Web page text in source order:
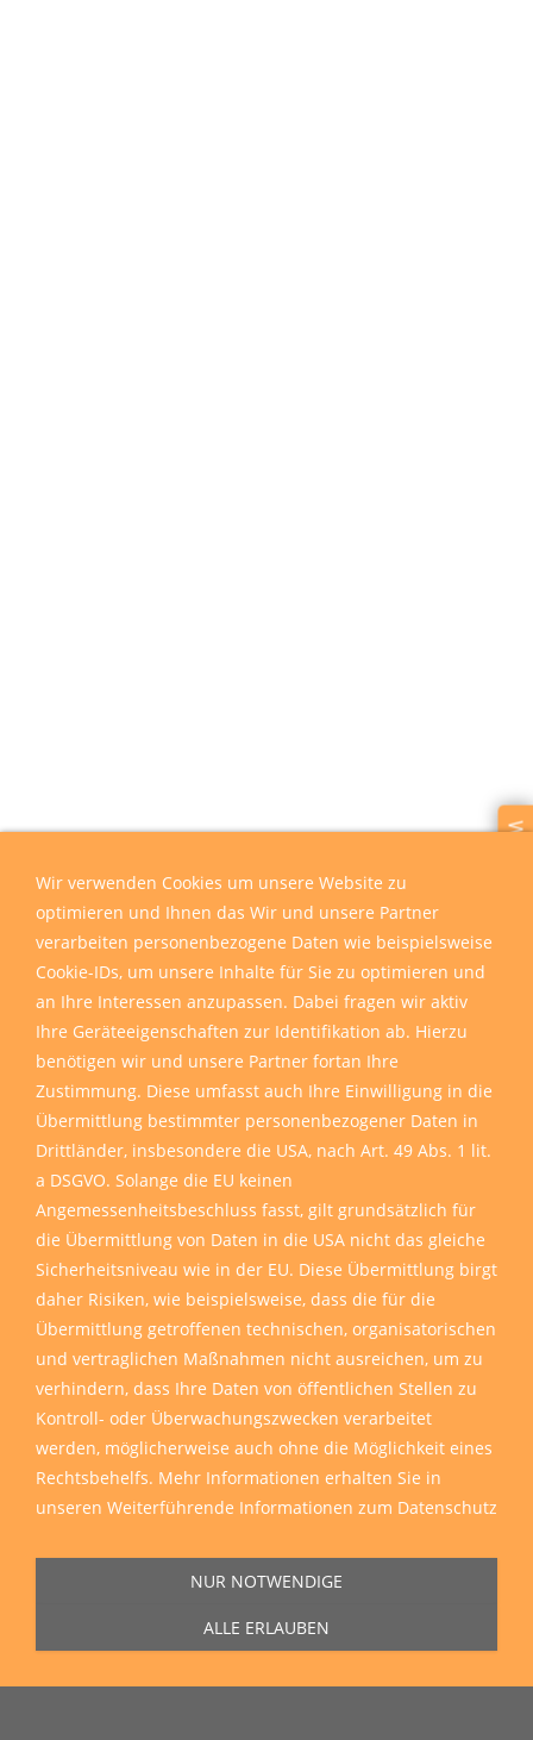
Sie erreichen uns Montag bis Freitag von 11:00 Uhr bis 16:00 Uhr unter
0271 77 00 10 50in unserem Showroom in der Hagener
Wir verwenden Cookies um unsere Website zu
optimieren und Ihnen das Wir und unsere Partner
verarbeiten personenbezogene Daten wie beispielsweise
Cookie-IDs, um unsere Inhalte für Sie zu optimieren und
an Ihre Interessen anzupassen. Dabei fragen wir aktiv
Ihre Geräteeigenschaften zur Identifikation ab. Hierzu
benötigen wir und unsere Partner fortan Ihre
Zustimmung. Diese umfasst auch Ihre Einwilligung in die
Übermittlung bestimmter personenbezogener Daten in
Drittländer, insbesondere die USA, nach Art. 49 Abs. 1 lit.
a DSGVO. Solange die EU keinen
Angemessenheitsbeschluss fasst, gilt grundsätzlich für
die Übermittlung von Daten in die USA nicht das gleiche
Sicherheitsniveau wie in der EU. Diese Übermittlung birgt
daher Risiken, wie beispielsweise, dass die für die
Übermittlung getroffenen technischen, organisatorischen
und vertraglichen Maßnahmen nicht ausreichen, um zu
verhindern, dass Ihre Daten von öffentlichen Stellen zu
Kontroll- oder Überwachungszwecken verarbeitet
werden, möglicherweise auch ohne die Möglichkeit eines
Rechtsbehelfs. Mehr Informationen erhalten Sie in
unseren Weiterführende Informationen zum Datenschutz
NUR NOTWENDIGE
ALLE ERLAUBEN